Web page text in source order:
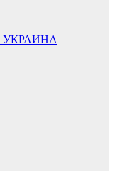
УКРАИНА